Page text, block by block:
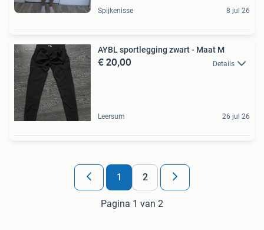
Spijkenisse 8 jul 26
AYBL sportlegging zwart - Maat M
€ 20,00 Details
Leersum 26 jul 26
1 2
Pagina 1 van 2